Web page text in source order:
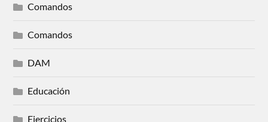
Comandos
Comandos
DAM
Educación
Ejercicios